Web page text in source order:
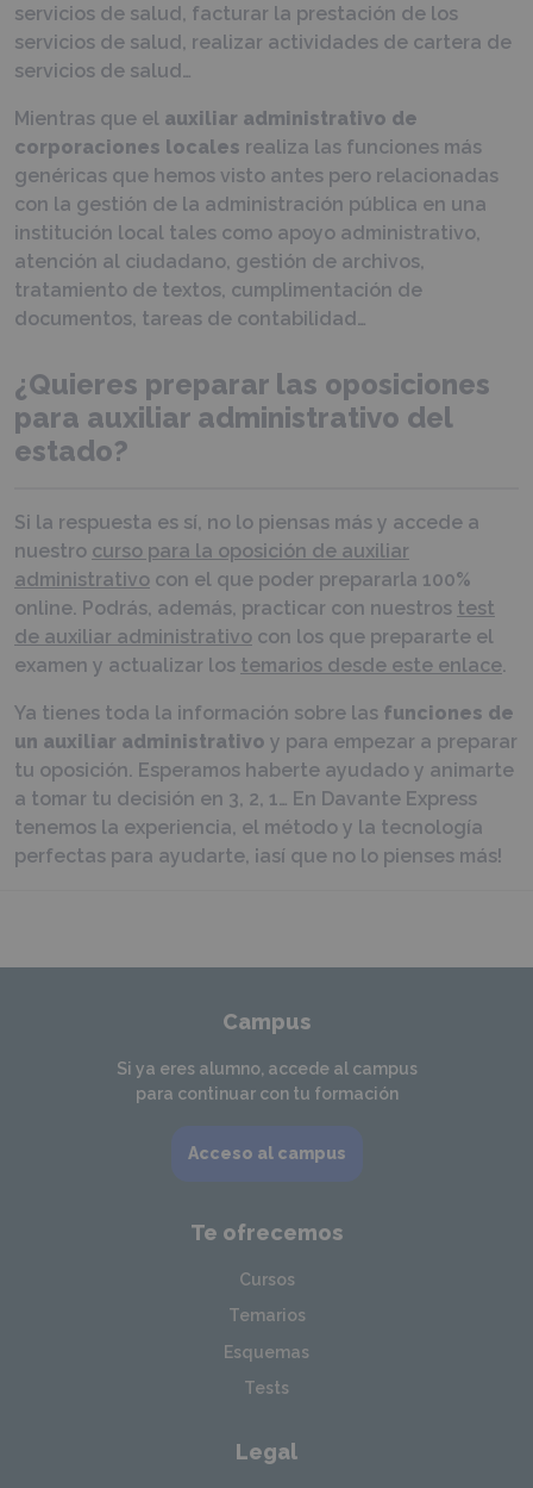
servicios de salud, facturar la prestación de los
servicios de salud, realizar actividades de cartera de
servicios de salud…
Mientras que el auxiliar administrativo de
corporaciones locales realiza las funciones más
genéricas que hemos visto antes pero relacionadas
con la gestión de la administración pública en una
institución local tales como apoyo administrativo,
atención al ciudadano, gestión de archivos,
tratamiento de textos, cumplimentación de
documentos, tareas de contabilidad…
¿Quieres preparar las oposiciones
para auxiliar administrativo del
estado?
Si la respuesta es sí, no lo piensas más y accede a
nuestro curso para la oposición de auxiliar
administrativo con el que poder prepararla 100%
online. Podrás, además, practicar con nuestros test
de auxiliar administrativo con los que prepararte el
examen y actualizar los temarios desde este enlace.
Ya tienes toda la información sobre las funciones de
un auxiliar administrativo y para empezar a preparar
tu oposición. Esperamos haberte ayudado y animarte
a tomar tu decisión en 3, 2, 1… En Davante Express
tenemos la experiencia, el método y la tecnología
perfectas para ayudarte, ¡así que no lo pienses más!
Campus
Si ya eres alumno, accede al campus
para continuar con tu formación
Acceso al campus
Te ofrecemos
Cursos
Temarios
Esquemas
Tests
Legal